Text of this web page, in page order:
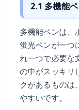
2.1 多機能
多機能ペンは、
蛍光ペンが一つ
れ一つで必要な
の中がスッキリ
クがあるものは
やすいです。